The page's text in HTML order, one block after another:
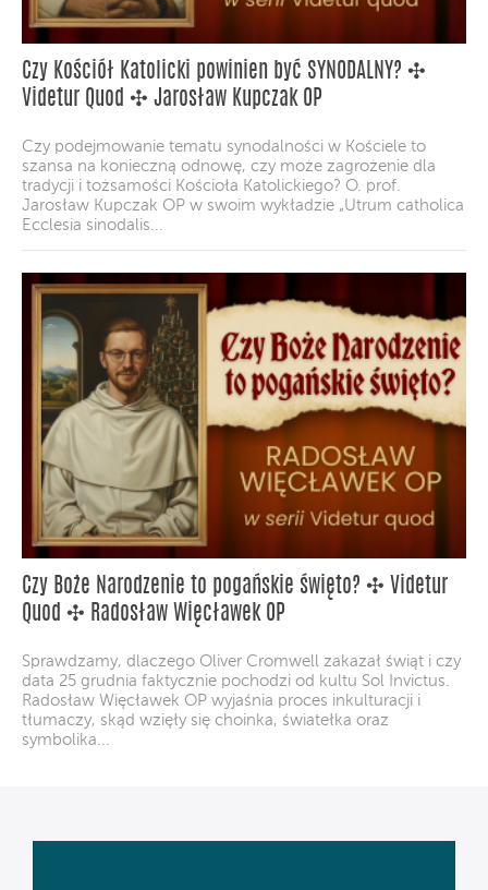
Czy Kościół Katolicki powinien być SYNODALNY? ✣
Videtur Quod ✣ Jarosław Kupczak OP
Czy podejmowanie tematu synodalności w Kościele to
szansa na konieczną odnowę, czy może zagrożenie dla
tradycji i tożsamości Kościoła Katolickiego? O. prof.
Jarosław Kupczak OP w swoim wykładzie „Utrum catholica
Ecclesia sinodalis...
Czy Boże Narodzenie to pogańskie święto? ✣ Videtur
Quod ✣ Radosław Więcławek OP
Sprawdzamy, dlaczego Oliver Cromwell zakazał świąt i czy
data 25 grudnia faktycznie pochodzi od kultu Sol Invictus.
Radosław Więcławek OP wyjaśnia proces inkulturacji i
tłumaczy, skąd wzięły się choinka, światełka oraz
symbolika...